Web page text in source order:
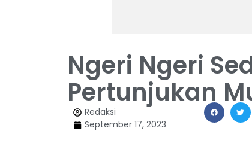
Ngeri Ngeri
Pertunjukan
Redaksi
September 17, 2023